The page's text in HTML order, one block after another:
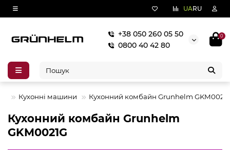
UARU
+38 050 260 05 50
0800 40 42 80
0
Кухонні машини Кухонний комбайн Grunhelm
Кухонний комбайн Grunhelm
GKM0021G